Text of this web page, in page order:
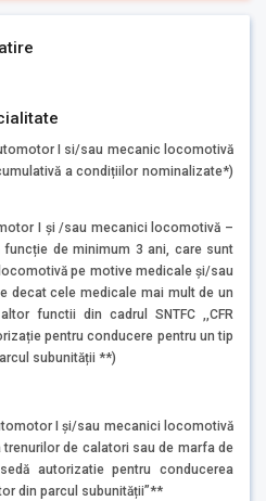
I si/sau mecanic locomotivă
a condițiilor nominalizate*)
I și /sau mecanici locomotivă –
de minimum 3 ani, care sunt
pe motive medicale și/sau
decat cele medicale mai mult de un
functii din cadrul SNTFC ,,CFR
pentru conducere pentru un tip
subunității **)
I și/sau mecanici locomotivă
trenurilor de calatori sau de marfa de
autorizatie pentru conducerea
din parcul subunității”**